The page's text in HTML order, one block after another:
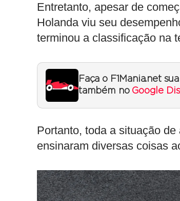
Entretanto, apesar de
Holanda viu seu
terminou a classificação na
Faça o F1Mania.net
também no Google
Portanto, toda a situação
ensinaram diversas coisas